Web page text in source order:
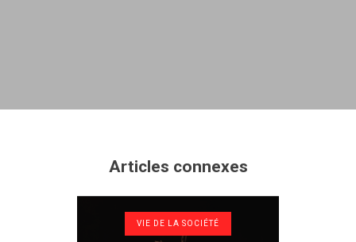
Articles connexes
VIE DE LA SOCIÉTÉ